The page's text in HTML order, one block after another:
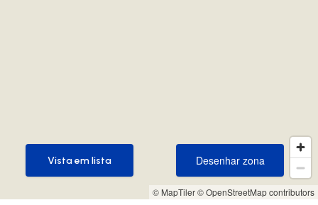
© MapTiler© OpenStreetMap contributors
Desenhar zona
Desenhar zona
Vista em lista
Vista em lista